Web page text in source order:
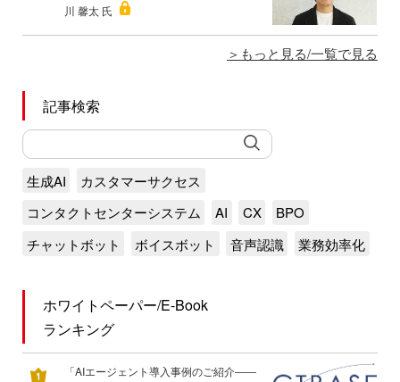
川 馨太 氏
もっと見る/一覧で見る
記事検索
生成AI
カスタマーサクセス
コンタクトセンターシステム
AI CX
BPO
チャットボット
ボイスボット 音声認識 業務効率化
ホワイトペーパー/E-Book
ランキング
「AIエージェント導入事例のご紹介――